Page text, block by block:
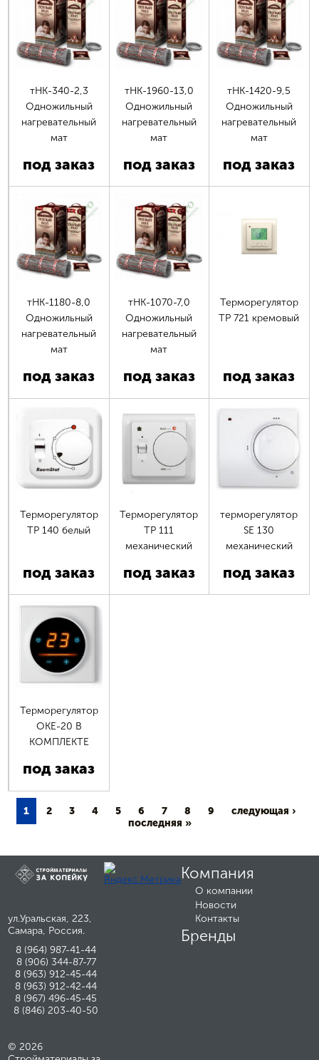
тНК-340-2,3
Одножильный
нагревательный
мат
под заказ
тНК-1960-13,0
Одножильный
нагревательный
мат
под заказ
тНК-1420-9,5
Одножильный
нагревательный
мат
под заказ
тНК-1180-8,0
Одножильный
нагревательный
мат
под заказ
тНК-1070-7,0
Одножильный
нагревательный
мат
под заказ
Терморегулятор
ТР 721 кремовый
под заказ
Терморегулятор
ТР 140 белый
под заказ
Терморегулятор
ТР 111
механический
под заказ
терморегулятор
SE 130
механический
под заказ
Терморегулятор
OKE-20 В
КОМПЛЕКТЕ
под заказ
1 2 3 4 5 6 7 8 9
следующая ›
последняя »
ул.Уральская, 223,
Самара, Россия.
8 (964) 987-41-44
8 (906) 344-87-77
8 (963) 912-45-44
8 (963) 912-42-44
8 (967) 496-45-45
8 (846) 203-40-50
© 2026
Компания
О компании
Новости
Контакты
Бренды